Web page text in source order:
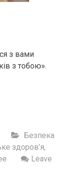
з вами
з тобою».
Безпека
здоров’я,
Leave